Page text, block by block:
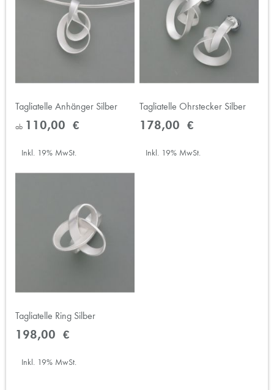
Tagliatelle Anhänger Silber
ab 110,00 €
Inkl. 19% MwSt.
Tagliatelle Ohrstecker Silber
178,00 €
Inkl. 19% MwSt.
Tagliatelle Ring Silber
198,00 €
Inkl. 19% MwSt.